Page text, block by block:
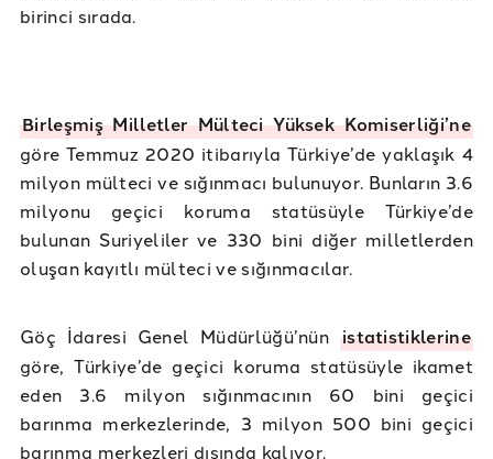
birinci sırada.
Birleşmiş Milletler Mülteci Yüksek Komiserliği’ne
göre Temmuz 2020 itibarıyla Türkiye’de yaklaşık 4
milyon mülteci ve sığınmacı bulunuyor. Bunların 3.6
milyonu geçici koruma statüsüyle Türkiye’de
bulunan Suriyeliler ve 330 bini diğer milletlerden
oluşan kayıtlı mülteci ve sığınmacılar.
Göç İdaresi Genel Müdürlüğü’nün istatistiklerine
göre, Türkiye’de geçici koruma statüsüyle ikamet
eden 3.6 milyon sığınmacının 60 bini geçici
barınma merkezlerinde, 3 milyon 500 bini geçici
barınma merkezleri dışında kalıyor.